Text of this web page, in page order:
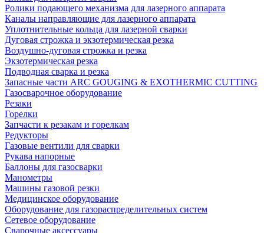
Ролики подающего механизма для лазерного аппарата
Каналы направляющие для лазерного аппарата
Уплотнительные кольца для лазерной сварки
Дуговая строжка и экзотермическая резка
Воздушно-дуговая строжка и резка
Экзотермическая резка
Подводная сварка и резка
Запасные части ARC GOUGING & EXOTHERMIC CUTTING
Газосварочное оборудование
Резаки
Горелки
Запчасти к резакам и горелкам
Редукторы
Газовые вентили для сварки
Рукава напорные
Баллоны для газосварки
Манометры
Машины газовой резки
Медицинское оборудование
Оборудование для газораспределительных систем
Сетевое оборудование
Сварочные аксессуары